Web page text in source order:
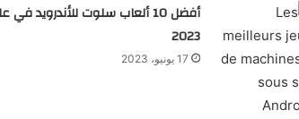
أفضل 10 ألعاب سلوت للأندرويد في
2023
17 يونيو، 2023